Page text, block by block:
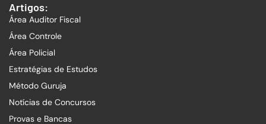
Artigos:
Área Auditor Fiscal
Área Controle
Área Policial
Estratégias de Estudos
Método Guruja
Notícias de Concursos
Provas e Bancas